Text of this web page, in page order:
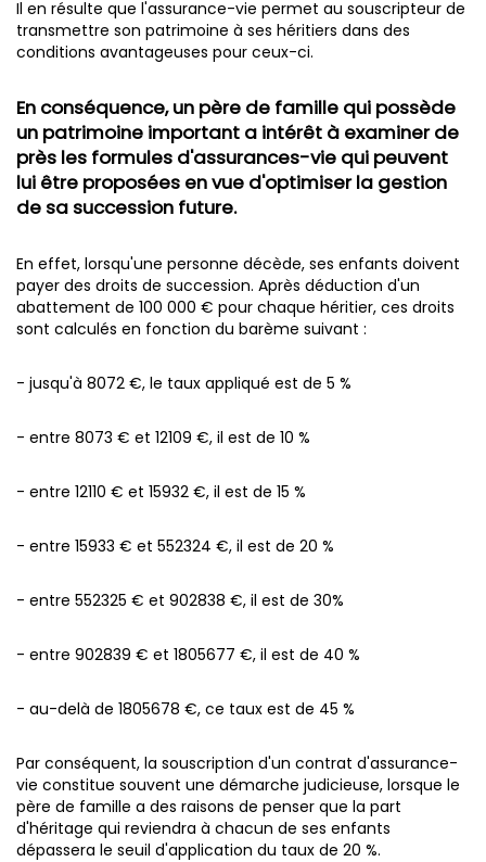
Il en résulte que l'assurance-vie permet au souscripteur de
transmettre son patrimoine à ses héritiers dans des
conditions avantageuses pour ceux-ci.
En conséquence, un père de famille qui possède
un patrimoine important a intérêt à examiner de
près les formules d'assurances-vie qui peuvent
lui être proposées en vue d'optimiser la gestion
de sa succession future.
En effet, lorsqu'une personne décède, ses enfants doivent
payer des droits de succession. Après déduction d'un
abattement de 100 000 € pour chaque héritier, ces droits
sont calculés en fonction du barème suivant :
- jusqu'à 8072 €, le taux appliqué est de 5 %
- entre 8073 € et 12109 €, il est de 10 %
- entre 12110 € et 15932 €, il est de 15 %
- entre 15933 € et 552324 €, il est de 20 %
- entre 552325 € et 902838 €, il est de 30%
- entre 902839 € et 1805677 €, il est de 40 %
- au-delà de 1805678 €, ce taux est de 45 %
Par conséquent, la souscription d'un contrat d'assurance-
vie constitue souvent une démarche judicieuse, lorsque le
père de famille a des raisons de penser que la part
d'héritage qui reviendra à chacun de ses enfants
dépassera le seuil d'application du taux de 20 %.